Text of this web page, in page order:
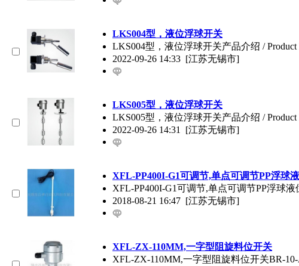
LKS004型，液位浮球开关
LKS004型，液位浮球开关产品介绍 /
2022-09-26 14:33 [江苏无锡市]
LKS005型，液位浮球开关
LKS005型，液位浮球开关产品介绍 /
2022-09-26 14:31 [江苏无锡市]
XFL-PP400I-G1可调节,单点可调节PP浮球
XFL-PP400I-G1可调节,单点可调节PP浮球液
2018-08-21 16:47 [江苏无锡市]
XFL-ZX-110MM,一字型阻旋料位开关
XFL-ZX-110MM,一字型阻旋料位开关BR-